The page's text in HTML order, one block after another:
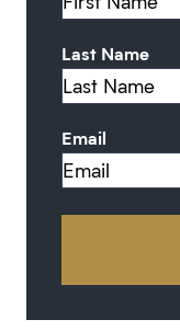
Last Name
Email